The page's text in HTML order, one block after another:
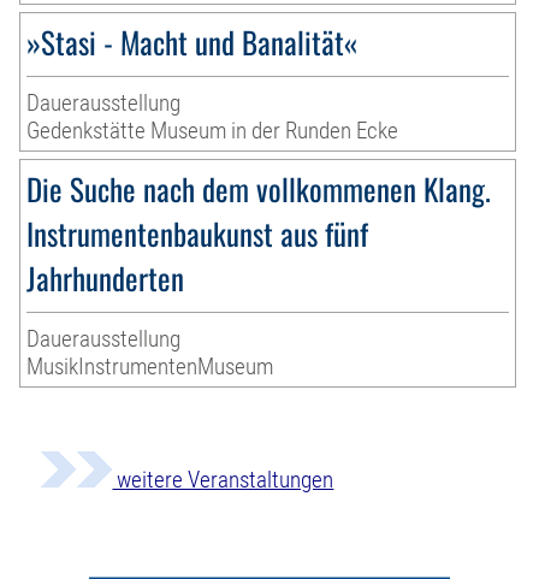
»Stasi - Macht und Banalität«
Dauerausstellung
Gedenkstätte Museum in der Runden Ecke
Die Suche nach dem vollkommenen Klang.
Instrumentenbaukunst aus fünf
Jahrhunderten
Dauerausstellung
MusikInstrumentenMuseum
weitere Veranstaltungen